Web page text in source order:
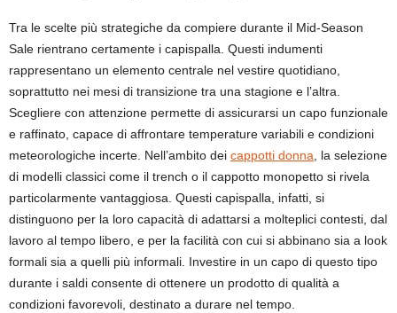
Tra le scelte più strategiche da compiere durante il Mid-Season
Sale rientrano certamente i capispalla. Questi indumenti
rappresentano un elemento centrale nel vestire quotidiano,
soprattutto nei mesi di transizione tra una stagione e l’altra.
Scegliere con attenzione permette di assicurarsi un capo funzionale
e raffinato, capace di affrontare temperature variabili e condizioni
meteorologiche incerte. Nell’ambito dei cappotti donna, la selezione
di modelli classici come il trench o il cappotto monopetto si rivela
particolarmente vantaggiosa. Questi capispalla, infatti, si
distinguono per la loro capacità di adattarsi a molteplici contesti, dal
lavoro al tempo libero, e per la facilità con cui si abbinano sia a look
formali sia a quelli più informali. Investire in un capo di questo tipo
durante i saldi consente di ottenere un prodotto di qualità a
condizioni favorevoli, destinato a durare nel tempo.